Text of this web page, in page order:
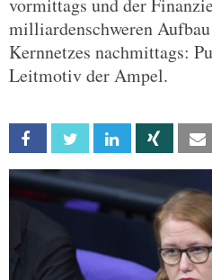
vormittags und der
milliardenschweren
Kernnetzes nachmittags:
Leitmotiv der Ampel.
Facebook Twitter Linkedin Xing